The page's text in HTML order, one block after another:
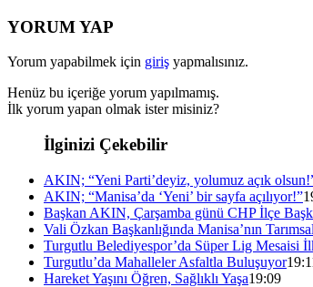
YORUM YAP
Yorum yapabilmek için giriş yapmalısınız.
Henüz bu içeriğe yorum yapılmamış.
İlk yorum yapan olmak ister misiniz?
İlginizi Çekebilir
AKIN; “Yeni Parti’deyiz, yolumuz açık
AKIN; “Manisa’da ‘Yeni’ bir sayfa açılıyor!”
Başkan AKIN, Çarşamba günü CHP İlçe
Vali Özkan Başkanlığında Manisa’nın
Turgutlu Belediyespor’da Süper Lig Mesaisi
Turgutlu’da Mahalleler Asfaltla Buluşuyor
Hareket Yaşını Öğren, Sağlıklı Yaşa19:09